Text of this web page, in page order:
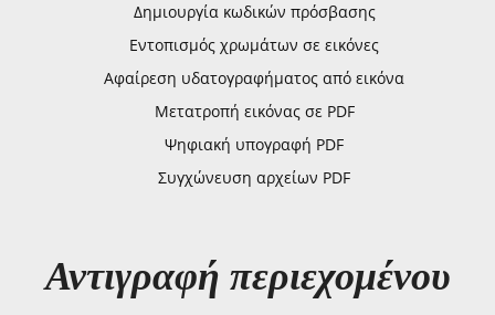
Δημιουργία κωδικών πρόσβασης
Εντοπισμός χρωμάτων σε εικόνες
Αφαίρεση υδατογραφήματος από εικόνα
Μετατροπή εικόνας σε PDF
Ψηφιακή υπογραφή PDF
Συγχώνευση αρχείων PDF
Αντιγραφή περιεχομένου